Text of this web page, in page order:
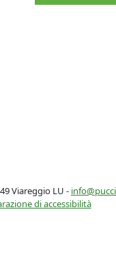
Viareggio LU -
di accessibilità